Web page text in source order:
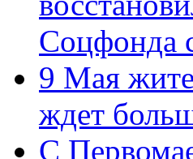
Соцфонда
9 Мая
ждет
C